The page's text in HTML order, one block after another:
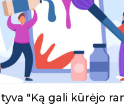
"Ką gali kūrėjo